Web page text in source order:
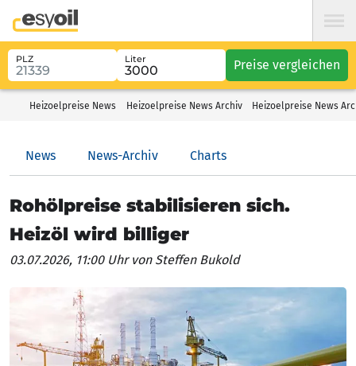
PLZ Liter Preise vergleichen
Heizoelpreise News Heizoelpreise News Archiv Heizoelpreise News
News News-Archiv Charts
Rohölpreise stabilisieren sich.
Heizöl wird billiger
03.07.2026, 11:00 Uhrvon Steffen Bukold